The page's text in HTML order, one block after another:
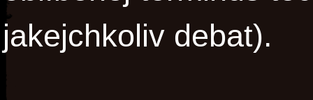
jakejchkoliv debat).